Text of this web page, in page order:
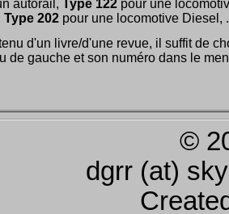
autorail, Type 122 pour une
Type 202 pour une locomotive Diesel,
d'un livre/d'une revue, il suffit de
de gauche et son numéro dans le
©
dgrr (at)